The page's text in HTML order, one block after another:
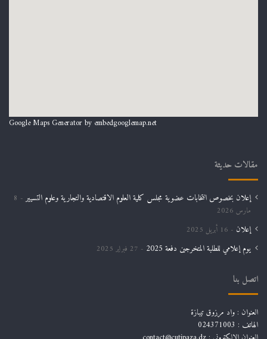
Google Maps Generator by embedgooglemap.net
مقالات حديثة
إعلان بخصوص انتخابات عضوية مجلس كلية العلوم الاقتصادية والتجارية وعلوم التسيير
8
مارس 2026
إعلان 16 أبريل 2025
يوم إعلامي للطلبة المتخرجين دفعة 2025 27 فبراير 2025
اتصل بنا
العنوان : واد مرزوق تيبازة
الهاتف : 024371003